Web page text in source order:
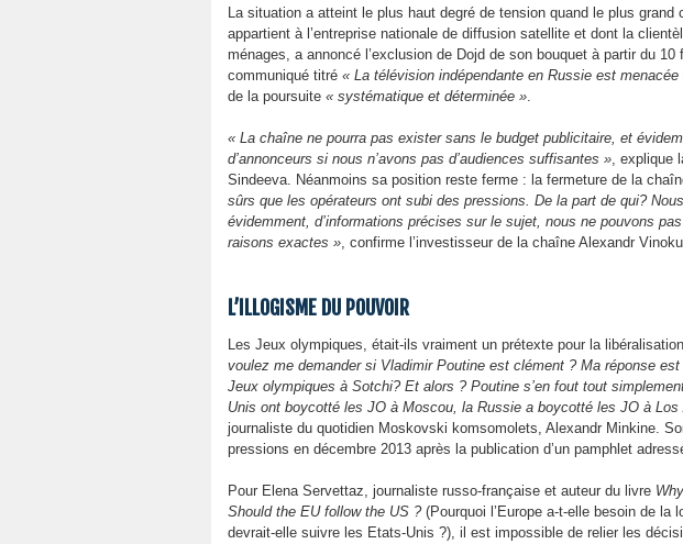
La situation a atteint le plus haut degré de tension quand le plus grand
appartient à l’entreprise nationale de diffusion satellite et dont la
ménages, a annoncé l’exclusion de Dojd de son bouquet à partir du
communiqué titré « La télévision indépendante en Russie est menacée
de la poursuite « systématique et déterminée ».
« La chaîne ne pourra pas exister sans le budget publicitaire, et
d’annonceurs si nous n’avons pas d’audiences suffisantes », explique
Sindeeva. Néanmoins sa position reste ferme : la fermeture de la
sûrs que les opérateurs ont subi des pressions. De la part de qui?
évidemment, d’informations précises sur le sujet, nous ne pouvons
raisons exactes », confirme l’investisseur de la chaîne Alexandr
L’ILLOGISME DU POUVOIR
Les Jeux olympiques, était-ils vraiment un prétexte pour la
voulez me demander si Vladimir Poutine est clément ? Ma réponse
Jeux olympiques à Sotchi? Et alors ? Poutine s’en fout tout
Unis ont boycotté les JO à Moscou, la Russie a boycotté les JO à
journaliste du quotidien Moskovski komsomolets, Alexandr Minkine.
pressions en décembre 2013 après la publication d’un pamphlet
Pour Elena Servettaz, journaliste russo-française et auteur du livre
Should the EU follow the US ?(Pourquoi l’Europe a-t-elle besoin de la
devrait-elle suivre les Etats-Unis ?), il est impossible de relier les